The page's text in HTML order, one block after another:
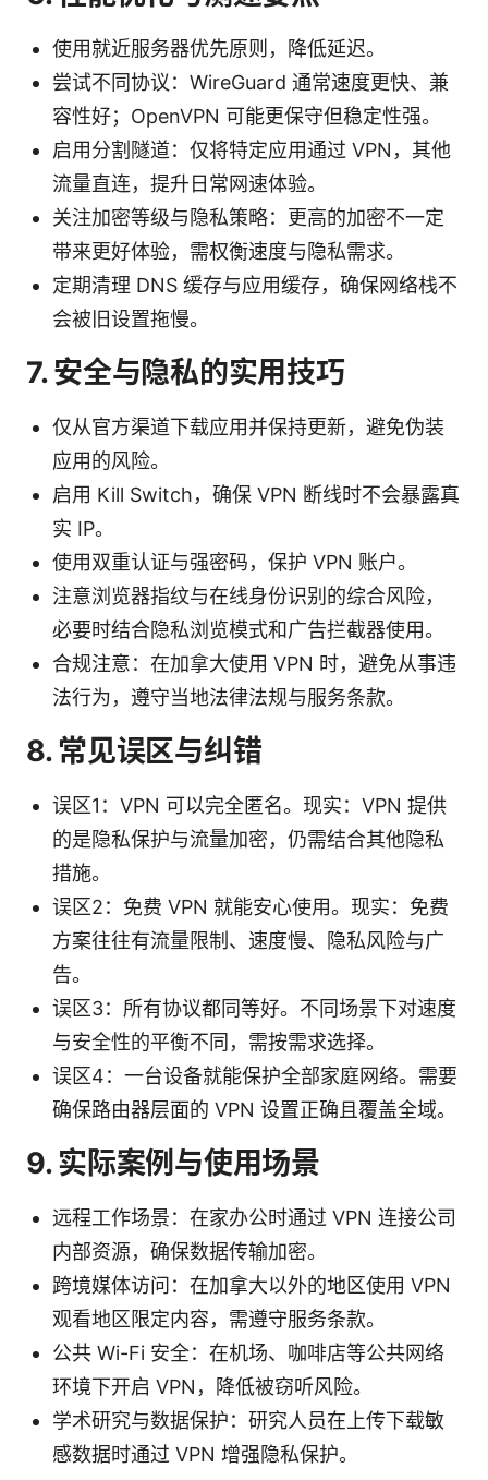
使用就近服务器优先原则，降低延迟。
尝试不同协议：WireGuard 通常速度更快、兼
容性好；OpenVPN 可能更保守但稳定性强。
启用分割隧道：仅将特定应用通过 VPN，其他
流量直连，提升日常网速体验。
关注加密等级与隐私策略：更高的加密不一定
带来更好体验，需权衡速度与隐私需求。
定期清理 DNS 缓存与应用缓存，确保网络栈不
会被旧设置拖慢。
7. 安全与隐私的实用技巧
仅从官方渠道下载应用并保持更新，避免伪装
应用的风险。
启用 Kill Switch，确保 VPN 断线时不会暴露真
实 IP。
使用双重认证与强密码，保护 VPN 账户。
注意浏览器指纹与在线身份识别的综合风险，
必要时结合隐私浏览模式和广告拦截器使用。
合规注意：在加拿大使用 VPN 时，避免从事违
法行为，遵守当地法律法规与服务条款。
8. 常见误区与纠错
误区1：VPN 可以完全匿名。现实：VPN 提供
的是隐私保护与流量加密，仍需结合其他隐私
措施。
误区2：免费 VPN 就能安心使用。现实：免费
方案往往有流量限制、速度慢、隐私风险与广
告。
误区3：所有协议都同等好。不同场景下对速度
与安全性的平衡不同，需按需求选择。
误区4：一台设备就能保护全部家庭网络。需要
确保路由器层面的 VPN 设置正确且覆盖全域。
9. 实际案例与使用场景
远程工作场景：在家办公时通过 VPN 连接公司
内部资源，确保数据传输加密。
跨境媒体访问：在加拿大以外的地区使用 VPN
观看地区限定内容，需遵守服务条款。
公共 Wi-Fi 安全：在机场、咖啡店等公共网络
环境下开启 VPN，降低被窃听风险。
学术研究与数据保护：研究人员在上传下载敏
感数据时通过 VPN 增强隐私保护。